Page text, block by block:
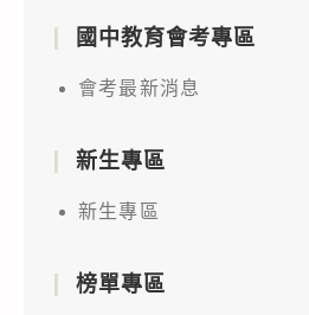
國中教育會考專區
會考最新消息
新生專區
新生專區
榜單專區